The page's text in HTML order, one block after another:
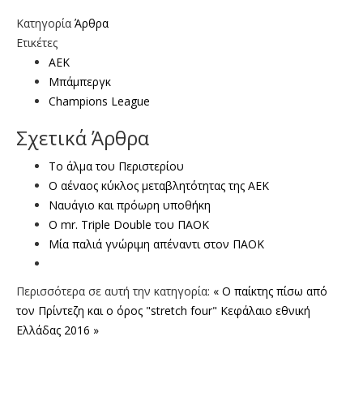
Κατηγορία Άρθρα
Ετικέτες
ΑΕΚ
Μπάμπεργκ
Champions League
Σχετικά Άρθρα
Το άλμα του Περιστερίου
Ο αέναος κύκλος μεταβλητότητας της ΑΕΚ
Ναυάγιο και πρόωρη υποθήκη
O mr. Triple Double του ΠΑΟΚ
Μία παλιά γνώριμη απέναντι στον ΠΑΟΚ
Περισσότερα σε αυτή την κατηγορία: « Ο παίκτης πίσω από
τον Πρίντεζη και ο όρος "stretch four" Κεφάλαιο εθνική
Ελλάδας 2016 »